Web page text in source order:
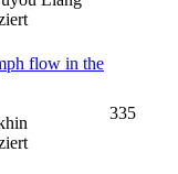
flow in the
335